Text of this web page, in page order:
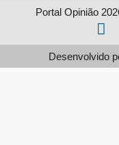
Portal Opinião
Desenvolvido